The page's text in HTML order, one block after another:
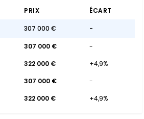
PRIX ÉCART
307 000 € -
307 000 €
-
322 000 €
+4,9%
307 000 €
-
322 000 € +4,9%